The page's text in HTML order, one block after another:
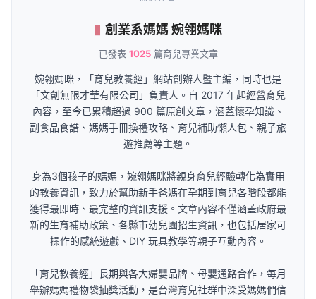
創業系媽媽 婉翎媽咪
已發表 1025篇育兒專業文章
婉翎媽咪，「育兒教養經」網站創辦人暨主編，同時也是
「文創無限才華有限公司」負責人。自 2017 年起經營育兒
內容，至今已累積超過 900 篇原創文章，涵蓋懷孕知識、
副食品食譜、媽媽手冊換禮攻略、育兒補助懶人包、親子旅
遊推薦等主題。
身為3個孩子的媽媽，婉翎媽咪將親身育兒經驗轉化為實用
的教養資訊，致力於幫助新手爸媽在孕期到育兒各階段都能
獲得最即時、最完整的資訊支援。文章內容不僅涵蓋政府最
新的生育補助政策、各縣市幼兒園招生資訊，也包括居家可
操作的感統遊戲、DIY 玩具教學等親子互動內容。
「育兒教養經」長期與各大婦嬰品牌、母嬰通路合作，每月
舉辦媽媽禮物袋抽獎活動，是台灣育兒社群中深受媽媽們信